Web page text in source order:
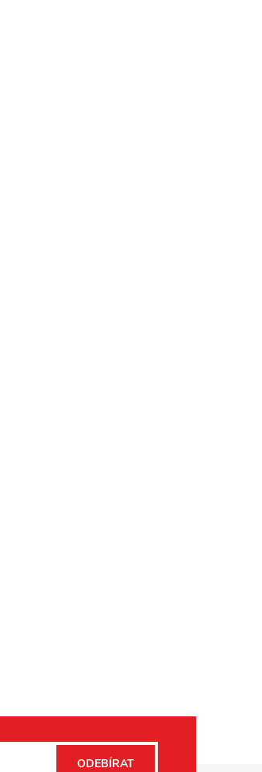
ODEBÍRAT